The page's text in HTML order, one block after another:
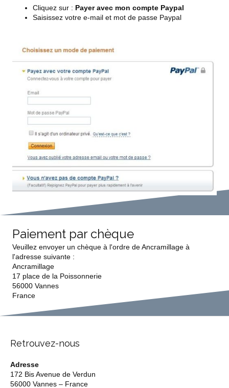
Cliquez sur : Payer avec mon compte Paypal
Saisissez votre e-mail et mot de passe Paypal
Paiement par chèque
Veuillez envoyer un chèque à l'ordre de Ancramillage à
l'adresse suivante :
Ancramillage
17 place de la Poissonnerie
56000 Vannes
France
Retrouvez-nous
Adresse
172 Bis Avenue de Verdun
56000 Vannes – France